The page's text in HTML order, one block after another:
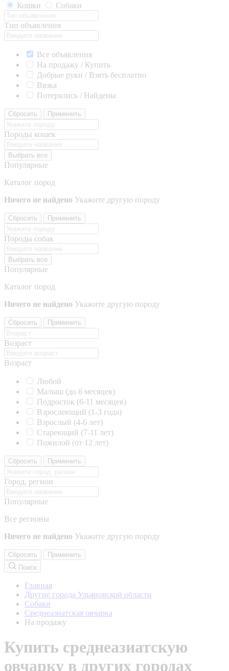
Кошки
Собаки
Тип объявления
Все объявления
На продажу / Купить
Добрые руки / Взять бесплатно
Вязка
Потерялись / Найдены
Сбросить Применить
Породы кошек
Выбрать все
Популярные
Каталог пород
Ничего не найдено Укажите другую породу
Сбросить Применить
Породы собак
Выбрать все
Популярные
Каталог пород
Ничего не найдено Укажите другую породу
Сбросить Применить
Возраст
Возраст
Любой
Малыш (до 6 месяцев)
Подросток (6-11 месяцев)
Взрослеющий (1-3 года)
Взрослый (4-6 лет)
Стареющий (7-11 лет)
Пожилой (от 12 лет)
Сбросить Применить
Город, регион
Популярные
Все регионы
Ничего не найдено Укажите другую породу
Сбросить
Применить
Поиск
Главная
Другие города Ульяновской области
Собаки
Среднеазиатская овчарка
На продажу
Купить среднеазиатскую
овчарку в других городах